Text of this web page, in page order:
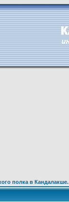
полка в Кандалакше.